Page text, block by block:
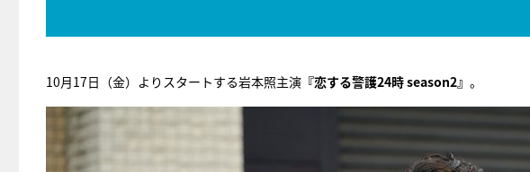
10月17日（金）よりスタートする岩本照主演 『恋する警護24時 season2』 。